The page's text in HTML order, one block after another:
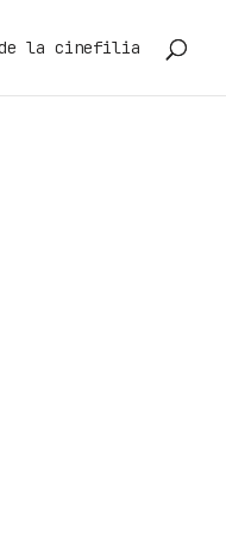
de la cinefilia